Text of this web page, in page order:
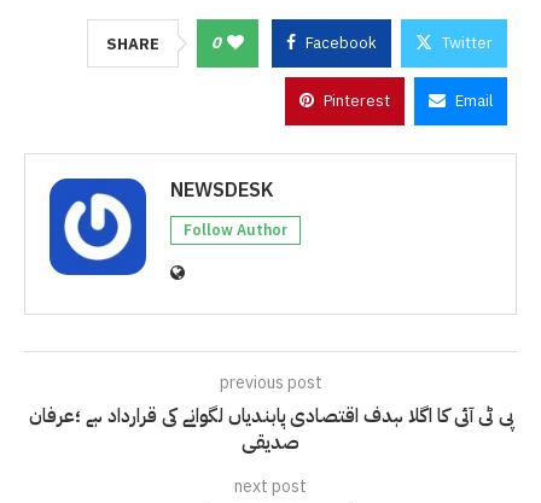
SHARE 0 Facebook Twitter
Pinterest Email
NEWSDESK
Follow Author
previous post
پی ٹی آئی کا اگلا ہدف اقتصادی پابندیاں لگوانے کی قرارداد ہے ؛عرفان
صدیقی
next post